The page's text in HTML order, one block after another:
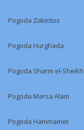
Pogoda Zakintos
Pogoda Hurghada
Pogoda Sharm el-Sheikh
Pogoda Marsa Alam
Pogoda Hammamet